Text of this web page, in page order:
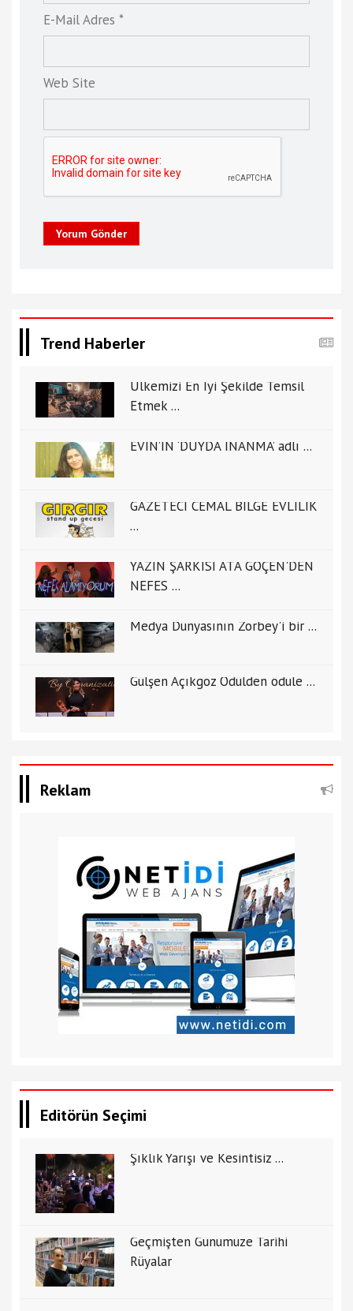
E-Mail Adres *
Web Site
Yorum Gönder
Trend Haberler
Ülkemizi En İyi Şekilde Temsil
Etmek ...
EVİN’İN ‘DUYDA İNANMA’ adlı ...
GAZETECİ CEMAL BİLGE EVLİLİK
...
YAZIN ŞARKISI ATA GÖÇEN'DEN
NEFES ...
Medya Dünyasının Zorbey'i bir ...
Gülşen Açıkgöz Ödülden ödüle ...
Reklam
Editörün Seçimi
Şıklık Yarışı ve Kesintisiz ...
Geçmişten Günümüze Tarihi
Rüyalar